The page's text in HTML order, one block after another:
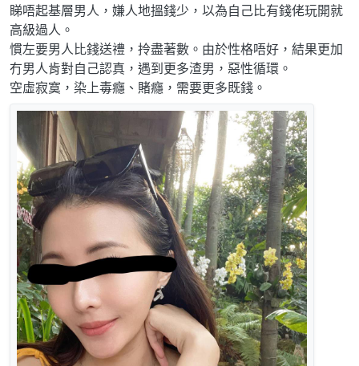
睇唔起基層男人，嫌人地搵錢少，以為自己比有錢佬玩開就
高級過人。
慣左要男人比錢送禮，拎盡著數。由於性格唔好，結果更加
冇男人肯對自己認真，遇到更多渣男，惡性循環。
空虛寂寞，染上毒癮、賭癮，需要更多既錢。